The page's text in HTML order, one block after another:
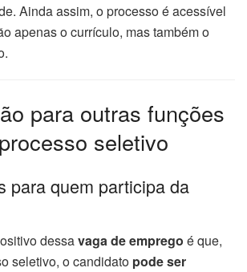
Ainda assim, o processo é acessível
apenas o currículo, mas também o
para outras funções
seletivo
para quem participa da
dessavaga de emprego é que,
seletivo, o candidato pode ser